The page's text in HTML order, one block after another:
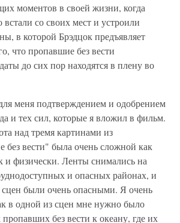
моментов в своей жизни, когда
встали со своих мест и устроили
в которой Брэдцок предъявляет
что пропавшие без вести
до сих пор находятся в плену во
меня подтверждением и одобрением
и тех сил, которые я вложил в фильм.
над тремя картинами из
вести" была очень сложной как
и физически. Ленты снимались на
и опасных районах, и
были очень опасными. Я очень
в одной из сцен мне нужно было
без вести к океану, где их